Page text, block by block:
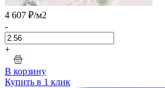
4 607 ₽/м2
-
+
В корзину
Купить в 1 клик